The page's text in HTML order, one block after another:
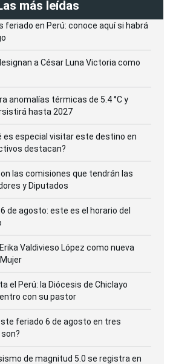
más leídas
feriado en Perú: conoce aquí si habrá
a César Luna Victoria como
anomalías térmicas de 5.4 °C y
hasta 2027
es especial visitar este destino en
destacan?
las comisiones que tendrán las
y Diputados
de agosto: este es el horario del
Valdivieso López como nueva
el Perú: la Diócesis de Chiclayo
con su pastor
feriado 6 de agosto en tres
de magnitud 5.0 se registra en